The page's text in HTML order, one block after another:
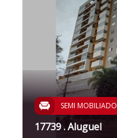
SEMI MOBILIADO
17739 . Aluguel